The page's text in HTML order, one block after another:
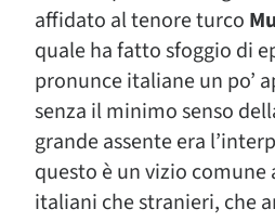
affidato al tenore turco
quale ha fatto sfoggio di
pronunce italiane un po’
senza il minimo senso
grande assente era
questo è un vizio
italiani che stranieri, che